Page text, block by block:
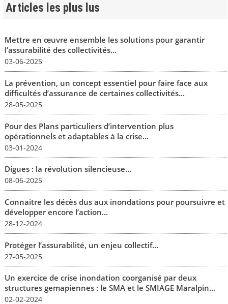
Articles les plus lus
Mettre en œuvre ensemble les solutions pour garantir
l’assurabilité des collectivités...
03-06-2025
La prévention, un concept essentiel pour faire face aux
difficultés d’assurance de certaines collectivités...
28-05-2025
Pour des Plans particuliers d’intervention plus
opérationnels et adaptables à la crise...
03-01-2024
Digues : la révolution silencieuse...
08-06-2025
Connaitre les décès dus aux inondations pour poursuivre et
développer encore l’action...
28-12-2024
Protéger l’assurabilité, un enjeu collectif...
27-05-2025
Un exercice de crise inondation coorganisé par deux
structures gemapiennes : le SMA et le SMIAGE Maralpin...
02-02-2024